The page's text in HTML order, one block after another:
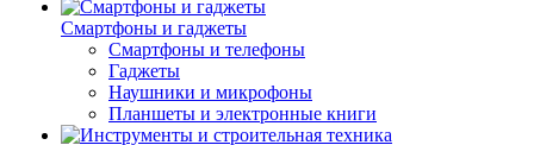
Смартфоны и гаджеты
Смартфоны и телефоны
Гаджеты
Наушники и микрофоны
Планшеты и электронные книги